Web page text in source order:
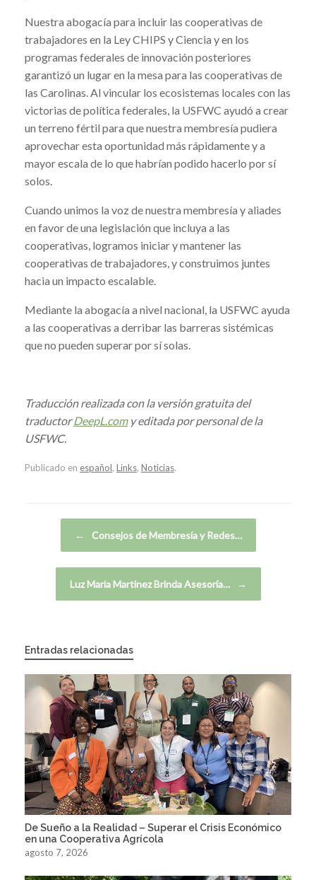
Nuestra abogacía para incluir las cooperativas de
trabajadores en la Ley CHIPS y Ciencia y en los
programas federales de innovación posteriores
garantizó un lugar en la mesa para las cooperativas de
las Carolinas. Al vincular los ecosistemas locales con las
victorias de política federales, la USFWC ayudó a crear
un terreno fértil para que nuestra membresía pudiera
aprovechar esta oportunidad más rápidamente y a
mayor escala de lo que habrían podido hacerlo por sí
solos.
Cuando unimos la voz de nuestra membresía y aliades
en favor de una legislación que incluya a las
cooperativas, logramos iniciar y mantener las
cooperativas de trabajadores, y construimos juntes
hacia un impacto escalable.
Mediante la abogacía a nivel nacional, la USFWC ayuda
a las cooperativas a derribar las barreras sistémicas
que no pueden superar por sí solas.
Traducción realizada con la versión gratuita del
traductor DeepL.comy editada por personal de la
USFWC.
Publicado en español, Links, Noticias.
← Consejos de Membresía y Redes…
Luz Maria Martinez Brinda Asesoría… →
Entradas relacionadas
De Sueño a la Realidad – Superar el Crisis Económico
en una Cooperativa Agrícola
agosto 7, 2026